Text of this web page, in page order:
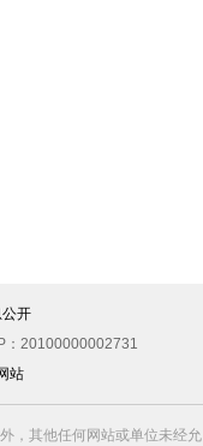
开
：20100000002731
站
，其他任何网站或单位未经允